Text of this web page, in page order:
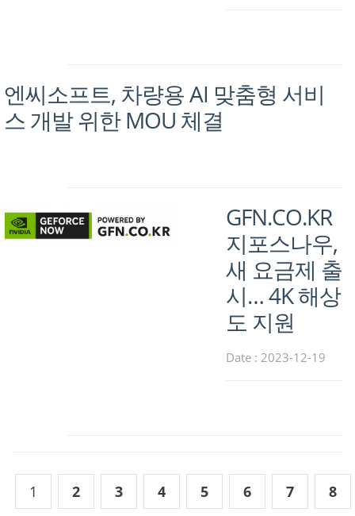
엔씨소프트, 차량용 AI 맞춤형 서비
스 개발 위한 MOU 체결
GFN.CO.KR
지포스나우,
새 요금제 출
시… 4K 해상
도 지원
Date : 2023-12-19
1 2 3 4 5 6 7 8